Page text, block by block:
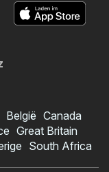
België Canada
Great Britain
South Africa